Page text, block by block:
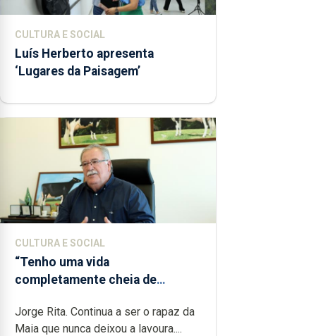
CULTURA E SOCIAL
Luís Herberto apresenta
‘Lugares da Paisagem’
CULTURA E SOCIAL
“Tenho uma vida
completamente cheia de
muita paixão”
Jorge Rita. Continua a ser o rapaz da
Maia que nunca deixou a lavoura....